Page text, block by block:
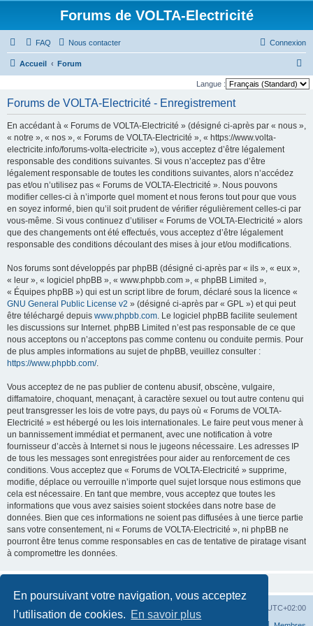
En poursuivant votre navigation, vous acceptez
l’utilisation de cookies. En savoir plus
Forums de VOLTA-Electricité
FAQ Nous contacter Connexion
Accueil Forum
e
h
e
Langue :
Forums de VOLTA-Electricité - Enregistrement
En accédant à « Forums de VOLTA-Electricité » (désigné ci-après par « nous »,
« notre », « nos », « Forums de VOLTA-Electricité », « https://www.volta-
electricite.info/forums-volta-electricite »), vous acceptez d’être légalement
responsable des conditions suivantes. Si vous n’acceptez pas d’être
légalement responsable de toutes les conditions suivantes, alors n’accédez
pas et/ou n’utilisez pas « Forums de VOLTA-Electricité ». Nous pouvons
modifier celles-ci à n’importe quel moment et nous ferons tout pour que vous
en soyez informé, bien qu’il soit prudent de vérifier régulièrement celles-ci par
vous-même. Si vous continuez d’utiliser « Forums de VOLTA-Electricité » alors
que des changements ont été effectués, vous acceptez d’être légalement
responsable des conditions découlant des mises à jour et/ou modifications.
Nos forums sont développés par phpBB (désigné ci-après par « ils », « eux »,
« leur », « logiciel phpBB », « www.phpbb.com », « phpBB Limited »,
« Équipes phpBB ») qui est un script libre de forum, déclaré sous la licence «
GNU General Public License v2 » (désigné ci-après par « GPL ») et qui peut
être téléchargé depuis www.phpbb.com. Le logiciel phpBB facilite seulement
les discussions sur Internet. phpBB Limited n’est pas responsable de ce que
nous acceptons ou n’acceptons pas comme contenu ou conduite permis. Pour
de plus amples informations au sujet de phpBB, veuillez consulter :
https://www.phpbb.com/.
Vous acceptez de ne pas publier de contenu abusif, obscène, vulgaire,
diffamatoire, choquant, menaçant, à caractère sexuel ou tout autre contenu qui
peut transgresser les lois de votre pays, du pays où « Forums de VOLTA-
Electricité » est hébergé ou les lois internationales. Le faire peut vous mener à
un bannissement immédiat et permanent, avec une notification à votre
fournisseur d’accès à Internet si nous le jugeons nécessaire. Les adresses IP
de tous les messages sont enregistrées pour aider au renforcement de ces
conditions. Vous acceptez que « Forums de VOLTA-Electricité » supprime,
modifie, déplace ou verrouille n’importe quel sujet lorsque nous estimons que
cela est nécessaire. En tant que membre, vous acceptez que toutes les
informations que vous avez saisies soient stockées dans notre base de
données. Bien que ces informations ne soient pas diffusées à une tierce partie
sans votre consentement, ni « Forums de VOLTA-Electricité », ni phpBB ne
pourront être tenus comme responsables en cas de tentative de piratage visant
à compromettre les données.
UTC+02:00